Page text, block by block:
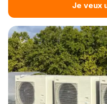
Je veux